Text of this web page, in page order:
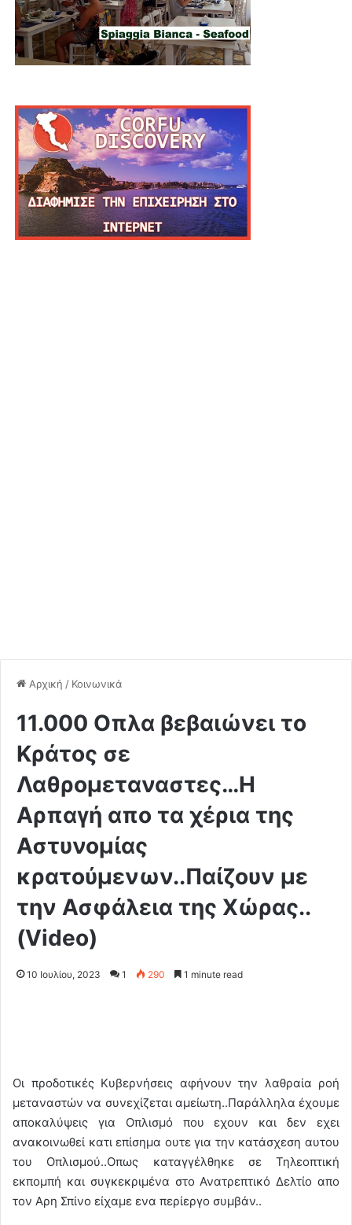
Αρχική / Κοινωνικά
11.000 Οπλα βεβαιώνει το
Κράτος σε
Λαθρομεταναστες…Η
Αρπαγή απο τα χέρια της
Αστυνομίας
κρατούμενων..Παίζουν με
την Ασφάλεια της Χώρας..
(Video)
10 Ιουλίου, 2023 1 290 1 minute read
Οι προδοτικές Κυβερνήσεις αφήνουν την λαθραία ροή
μεταναστών να συνεχίζεται αμείωτη..Παράλληλα έχουμε
αποκαλύψεις για Οπλισμό που εχουν και δεν εχει
ανακοινωθεί κατι επίσημα ουτε για την κατάσχεση αυτου
του Οπλισμού..Οπως καταγγέλθηκε σε Τηλεοπτική
εκπομπή και συγκεκριμένα στο Ανατρεπτικό Δελτίο απο
τον Αρη Σπίνο είχαμε ενα περίεργο συμβάν..